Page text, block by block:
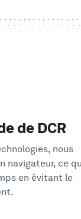
de DCR
nous
navigateur, ce
en évitant le